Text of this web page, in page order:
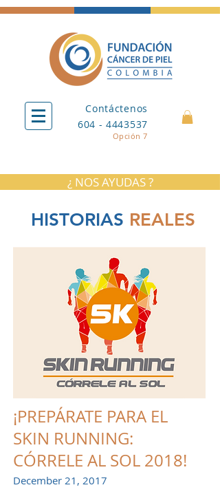
Contáctenos
604 - 4443537
Opción 7
¿ NOS AYUDAS ?
HISTORIAS REALES
¡PREPÁRATE PARA EL
SKIN RUNNING:
CÓRRELE AL SOL 2018!
December 21, 2017